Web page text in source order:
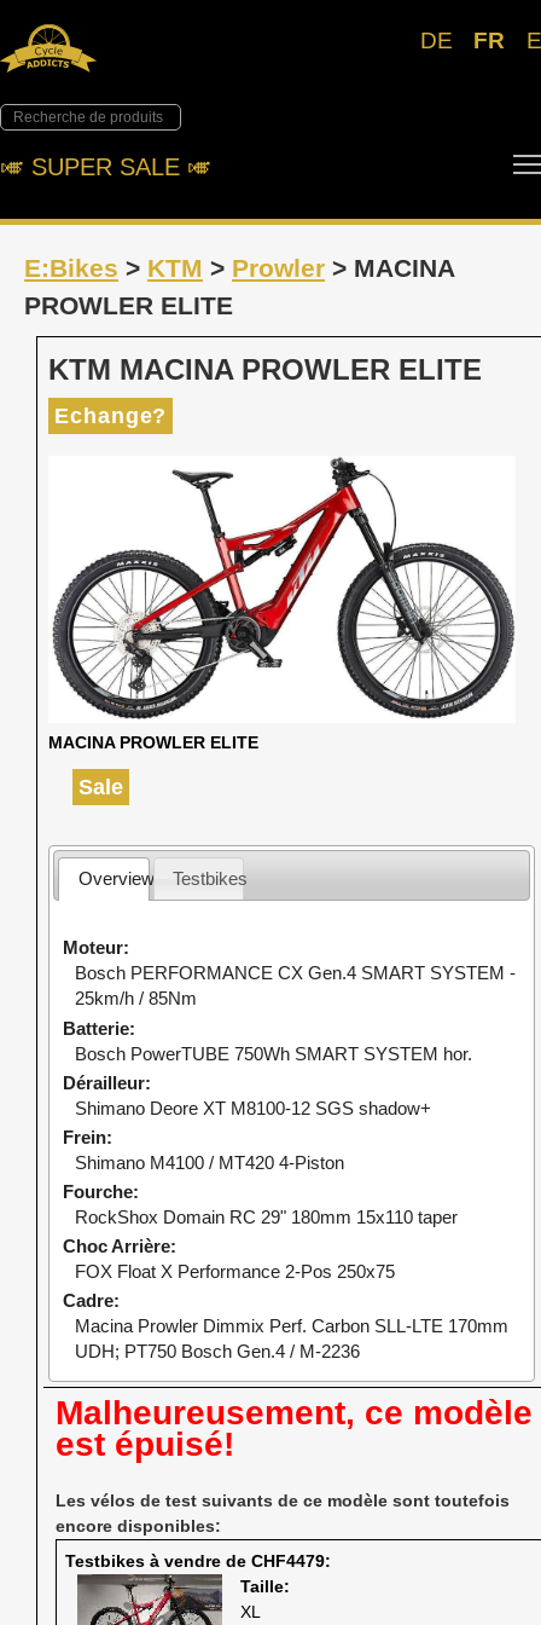
DE FR
🎺︎ SUPER SALE 🎺︎
E:Bikes > KTM > Prowler > MACINA
PROWLER ELITE
KTM MACINA PROWLER ELITE
Echange?
MACINA PROWLER ELITE
Sale
Overview Testbikes
Moteur
Bosch PERFORMANCE CX Gen.4 SMART SYSTEM -
25km/h / 85Nm
Batterie
Bosch PowerTUBE 750Wh SMART SYSTEM hor.
Dérailleur
Shimano Deore XT M8100-12 SGS shadow+
Frein
Shimano M4100 / MT420 4-Piston
Fourche
RockShox Domain RC 29" 180mm 15x110 taper
Choc Arrière
FOX Float X Performance 2-Pos 250x75
Cadre
Macina Prowler Dimmix Perf. Carbon SLL-LTE 170mm
UDH; PT750 Bosch Gen.4 / M-2236
Malheureusement, ce modèle
est épuisé!
Les vélos de test suivants de ce modèle sont toutefois
encore disponibles:
Testbikes à vendre de CHF4479
Taille:
XL